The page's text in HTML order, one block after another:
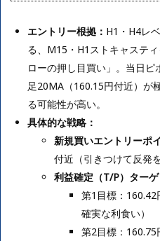
エントリー根拠： H1・H4レ
る、M15・H1ストキャステ
ローの押し目買い」。当日
足20MA（160.15円付近）が
る可能性が高い。
具体的な戦略：
新規買いエントリーポ
付近（引きつけて反発
利益確定（T/P）ターゲ
第1目標：160.42
確実な利食い）
第2目標：160.75